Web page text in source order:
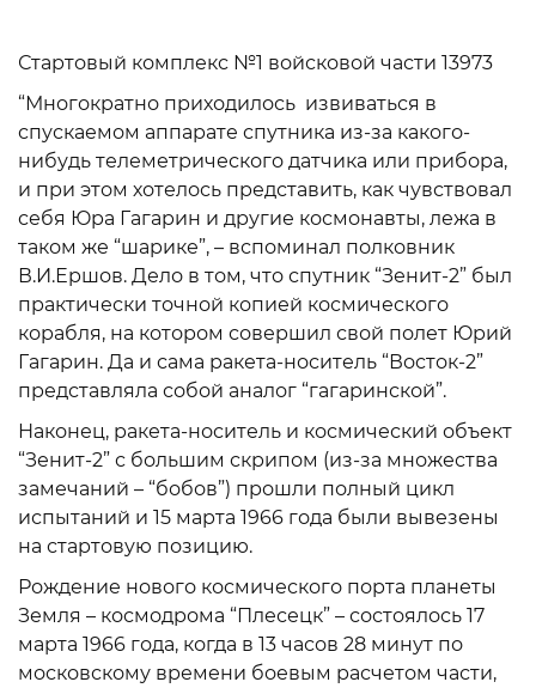
Стартовый комплекс №1 войсковой части 13973
“Многократно приходилось извиваться в
спускаемом аппарате спутника из-за какого-
нибудь телеметрического датчика или прибора,
и при этом хотелось представить, как чувствовал
себя Юра Гагарин и другие космонавты, лежа в
таком же “шарике”, – вспоминал полковник
В.И.Ершов. Дело в том, что спутник “Зенит-2” был
практически точной копией космического
корабля, на котором совершил свой полет Юрий
Гагарин. Да и сама ракета-носитель “Восток-2”
представляла собой аналог “гагаринской”.
Наконец, ракета-носитель и космический объект
“Зенит-2” с большим скрипом (из-за множества
замечаний – “бобов”) прошли полный цикл
испытаний и 15 марта 1966 года были вывезены
на стартовую позицию.
Рождение нового космического порта планеты
Земля – космодрома “Плесецк” – состоялось 17
марта 1966 года, когда в 13 часов 28 минут по
московскому времени боевым расчетом части,